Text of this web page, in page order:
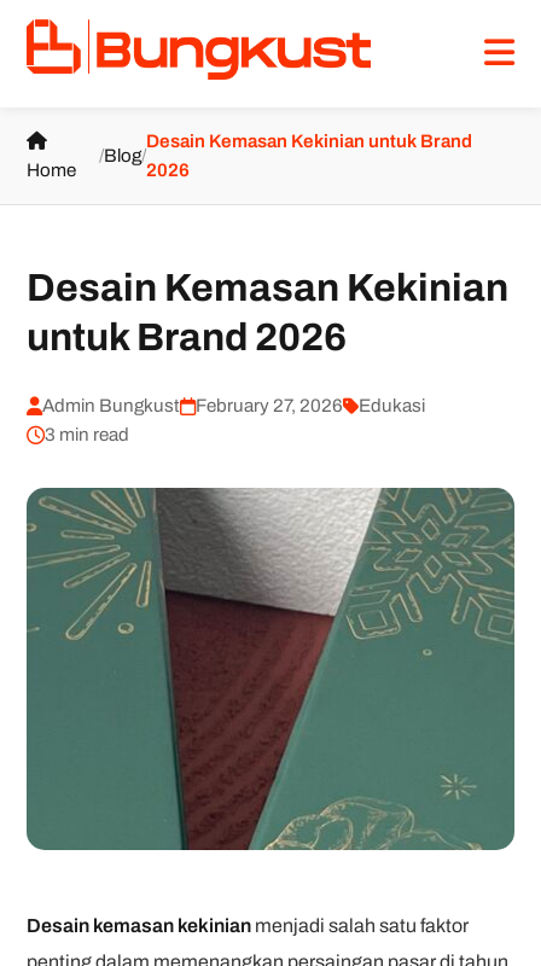
Home
/Blog/
Desain Kemasan Kekinian untuk Brand
2026
Desain Kemasan Kekinian
untuk Brand 2026
Admin Bungkust February 27, 2026
Edukasi
3 min read
Desain kemasan kekinian menjadi salah satu faktor
penting dalam memenangkan persaingan pasar di tahun